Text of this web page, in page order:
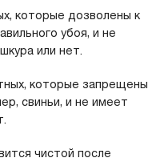
которые дозволены к
убоя, и не
или нет.
которые запрещены
свиньи, и не имеет
чистой после